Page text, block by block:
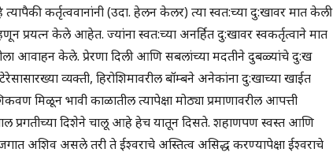
कर्तृत्ववानांनी (उदा. हेलन केलर) त्या स्वत:च्या दु:खावर मात केली
प्रयत्न केले आहेत. ज्यांना स्वत:च्या अनर्हित दु:खावर स्वकर्तृत्वाने मात
आवाहन केले. प्रेरणा दिली आणि सबलांच्या मदतीने दुबळ्यांचे दु:ख
व्यक्ती, हिरोशिमावरील बॉम्बने अनेकांना दु:खाच्या खाईत
मिळून भावी काळातील त्यापेक्षा मोठ्या प्रमाणावरील आपत्ती
दिशेने चालू आहे हेच यातून दिसते. शहाणपण स्वस्त आणि
अशिव असले तरी ते ईश्वराचे अस्तित्व असिद्ध करण्यापेक्षा ईश्वराचे